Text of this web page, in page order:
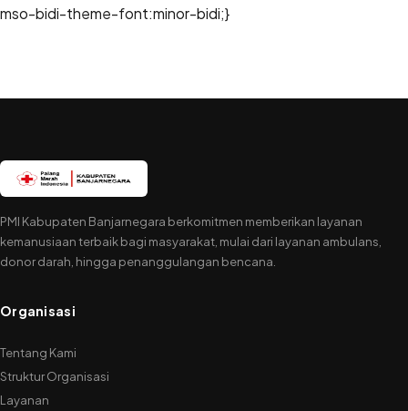
mso-bidi-theme-font:minor-bidi;}
PMI Kabupaten Banjarnegara berkomitmen memberikan layanan
kemanusiaan terbaik bagi masyarakat, mulai dari layanan ambulans,
donor darah, hingga penanggulangan bencana.
Organisasi
Tentang Kami
Struktur Organisasi
Layanan